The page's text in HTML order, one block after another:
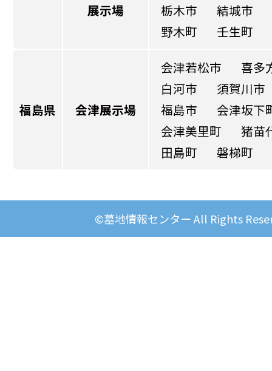
展示場
栃木市
結城市
野木町
壬生町
福島県 会津展示場
会津若松市
喜多
白河市
須賀川市
福島市
会津坂下
会津美里町
猪苗
田島町
磐梯町
©墓地情報センター All Rights